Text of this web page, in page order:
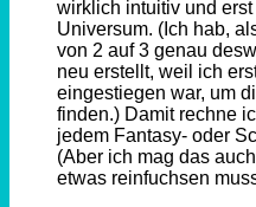
wirklich intuitiv und erst
Universum. (Ich hab,
von 2 auf 3 genau
neu erstellt, weil ich
eingestiegen war, um
finden.) Damit rechne
jedem Fantasy- oder
(Aber ich mag das
etwas reinfuchsen